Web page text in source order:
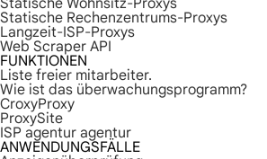
Statische Wohnsitz-Proxys
Statische Rechenzentrums-Proxys
Langzeit-ISP-Proxys
Web Scraper API
FUNKTIONEN
Liste freier mitarbeiter.
Wie ist das überwachungsprogramm?
CroxyProxy
ProxySite
ISP agentur agentur
ANWENDUNGSFÄLLE